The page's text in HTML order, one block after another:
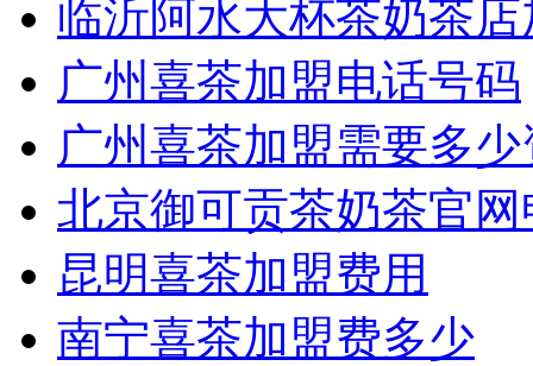
临沂阿水大杯茶奶茶
广州喜茶加盟电话号码
广州喜茶加盟需要多
北京御可贡茶奶茶官
昆明喜茶加盟费用
南宁喜茶加盟费多少